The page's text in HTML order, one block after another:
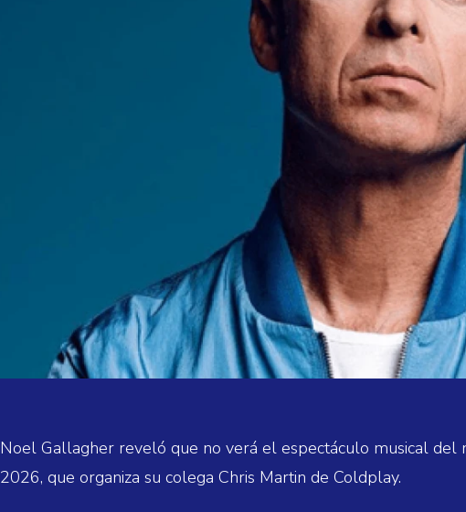
Noel Gallagher reveló que no verá el espectáculo musical
2026, que organiza su colega Chris Martin de Coldplay.